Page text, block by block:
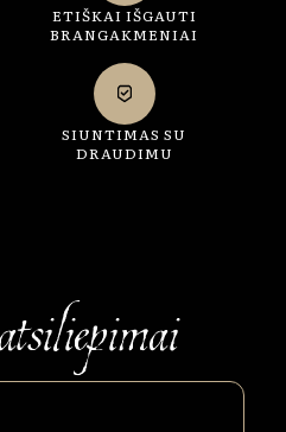
ETIŠKAI IŠGAUTI
BRANGAKMENIAI
SIUNTIMAS SU
DRAUDIMU